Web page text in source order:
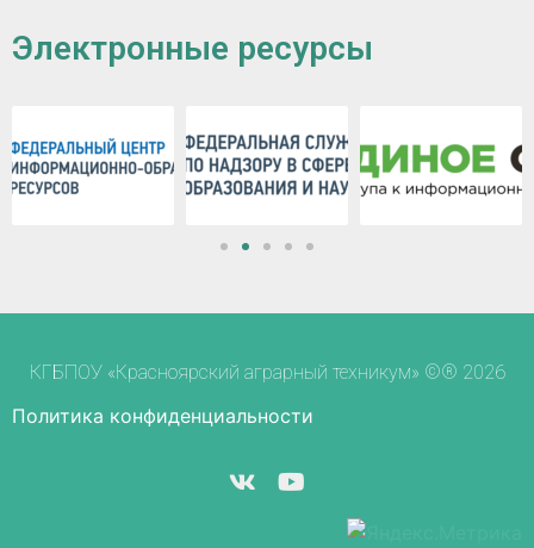
Электронные ресурсы
КГБПОУ «Красноярский аграрный техникум» ©® 2026
Политика конфиденциальности